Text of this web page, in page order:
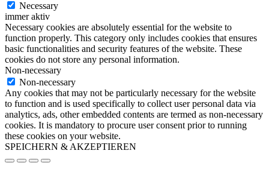
Necessary
immer aktiv
Necessary cookies are absolutely essential for the website to
function properly. This category only includes cookies that ensures
basic functionalities and security features of the website. These
cookies do not store any personal information.
Non-necessary
Non-necessary
Any cookies that may not be particularly necessary for the website
to function and is used specifically to collect user personal data via
analytics, ads, other embedded contents are termed as non-necessary
cookies. It is mandatory to procure user consent prior to running
these cookies on your website.
SPEICHERN & AKZEPTIEREN